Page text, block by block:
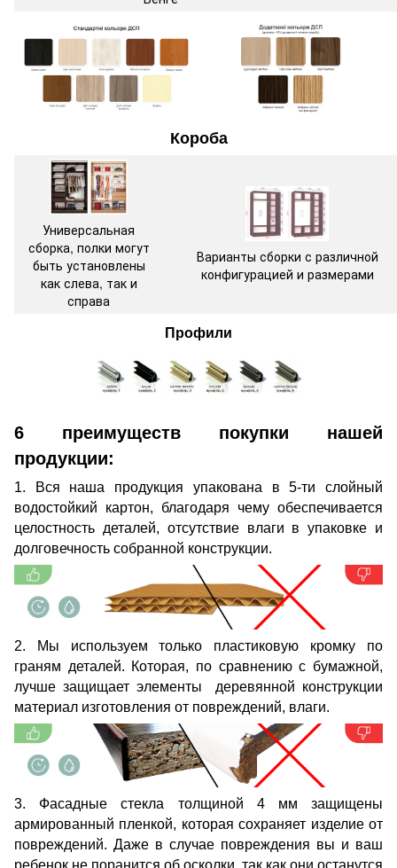
Короба
Универсальная
сборка, полки могут
быть установлены
как слева, так и
справа
Варианты сборки с различной
конфигурацией и размерами
Профили
6 преимуществ покупки нашей
продукции:
1. Вся наша продукция упакована в 5-ти слойный
водостойкий картон, благодаря чему обеспечивается
целостность деталей, отсутствие влаги в упаковке и
долговечность собранной конструкции.
2. Мы используем только пластиковую кромку по
граням деталей. Которая, по сравнению с бумажной,
лучше защищает элементы деревянной конструкции
материал изготовления от повреждений, влаги.
3. Фасадные стекла толщиной 4 мм защищены
армированный пленкой, которая сохраняет изделие от
повреждений. Даже в случае повреждения вы и ваш